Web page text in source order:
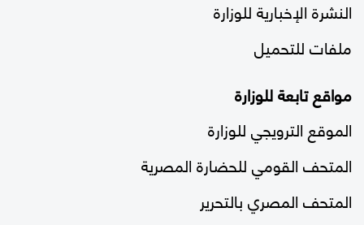
النشرة الإخبارية للوزارة
ملفات للتحميل
مواقع تابعة للوزارة
الموقع الترويجي للوزارة
المتحف القومي للحضارة المصرية
المتحف المصري بالتحرير